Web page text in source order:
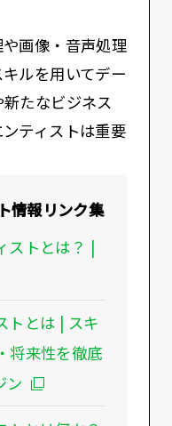
画像・音声処理
ルを用いてデー
たなビジネス
ティストは重要
情報リンク集
ストとは？ |
トとは | スキ
将来性を徹底
ン